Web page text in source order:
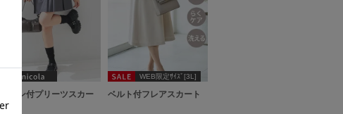
リボン付プリーツスカー
ト
WEB限定ｻｲｽﾞ[3L]
ベルト付フレアスカート